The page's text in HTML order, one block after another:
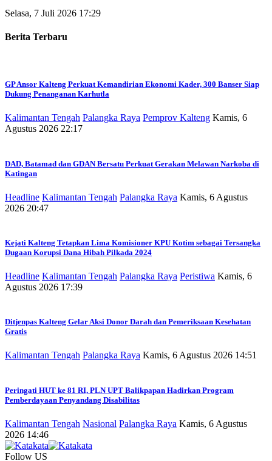
Selasa, 7 Juli 2026 17:29
Berita Terbaru
GP Ansor Kalteng Perkuat Kemandirian Ekonomi Kader, 300 Banser Siap
Dukung Penanganan Karhutla
Kalimantan Tengah Palangka Raya Pemprov Kalteng Kamis, 6
Agustus 2026 22:17
DAD, Batamad dan GDAN Bersatu Perkuat Gerakan Melawan Narkoba di
Katingan
Headline Kalimantan Tengah Palangka Raya Kamis, 6 Agustus
2026 20:47
Kejati Kalteng Tetapkan Lima Komisioner KPU Kotim sebagai Tersangka
Dugaan Korupsi Dana Hibah Pilkada 2024
Headline Kalimantan Tengah Palangka Raya Peristiwa Kamis, 6
Agustus 2026 17:39
Ditjenpas Kalteng Gelar Aksi Donor Darah dan Pemeriksaan Kesehatan
Gratis
Kalimantan Tengah Palangka Raya Kamis, 6 Agustus 2026 14:51
Peringati HUT ke 81 RI, PLN UPT Balikpapan Hadirkan Program
Pemberdayaan Penyandang Disabilitas
Kalimantan Tengah Nasional Palangka Raya Kamis, 6 Agustus
2026 14:46
Follow US